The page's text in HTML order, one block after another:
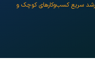
سریع کسب‌وکارهای کوچک و